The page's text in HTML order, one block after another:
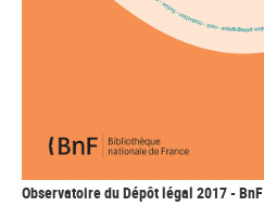
Observatoire du Dépôt légal 2017 - BnF